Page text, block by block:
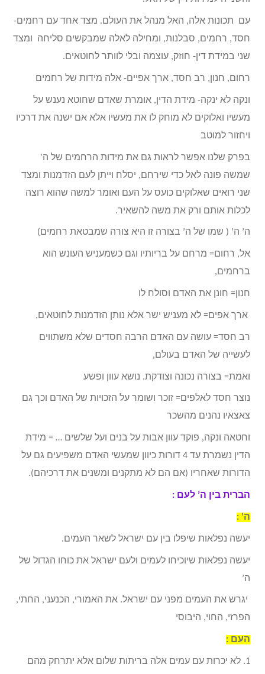
עם תכונות אלה, האל מנהל את העולם. מצד אחד עם רחמים-
חסד, רחמים, סבלנות, ומחילה לאלה שמבקשים סליחה ומצד
שני במידת דין- חוזק, עוצמה ובלי לוותר לחוטאים.
רחום, חנון, רב חסד, ארך אפיים- אלה מידות של רחמים
ונקה לא ינקה- מידת הדין, אומרת שאדם שחוטא נענש על
מעשיו ואלוקים לא מוחק לו את מעשיו אלא אם ישנה את דרכיו
ויחזור למוטב
בפרק שלנו אפשר לראות גם את מידות הרחמים של ה’
שמשה פונה לאל כדי שירחם, יסלח וייתן לעם הזדמנות ומצד
שני רואים שאלוקים כועס על העם ואומר למשה שהוא רוצה
לכלות אותם ורק את משה להשאיר.
ה’ ה’ ( שמו של ה’ בצורה זו היא צורה שמבטאת רחמים)
אל, רחום= מרחם על בריותיו וגם כשמעניש העונש הוא
ברחמים,
חנון= חונן את האדם וסולח לו
ארך אפים= לא מעניש ישר אלא נותן הזדמנות לחוטאים,
רב חסד= עושה עם האדם הרבה חסדים שלא משתווים
לעשייה של האדם בעולם,
ואמת= בצורה נכונה וצודקת. נושא עוון ופשע
נוצר חסד לאלפים= זוכר ושומר על הזכויות של האדם וכך גם
צאצאיו נהנים מהשכר
וחטאה ונקה, פוקד עוון אבות על בנים ועל שלשים … = מידת
הדין נשמרת עד 4 דורות כיוון שמעשי האדם משפיעים גם על
הדורות שאחריו (אם הם לא מתקנים ומשנים את דרכיהם).
הברית בין ה’ לעם :
ה’ :
יעשה נפלאות שיפלו בין עם ישראל לשאר העמים.
יעשה נפלאות שיוכיחו לעמים ולעם ישראל את כוחו הגדול של
ה’
יגרש את העמים מפני עם ישראל. את האמורי, הכנעני, החתי,
הפרזי, החוי, היבוסי
העם :
1. לא יכרות עם עמים אלה בריתות שלום אלא יתרחק מהם